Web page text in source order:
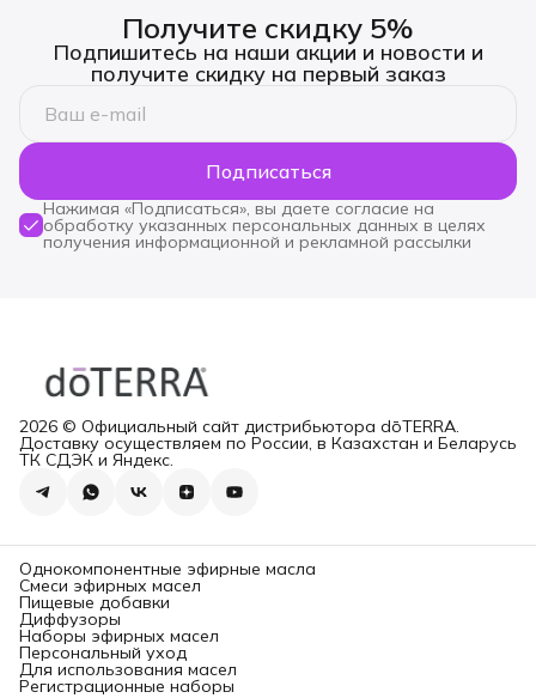
Получите скидку 5%
Подпишитесь на наши акции и новости и
получите скидку на первый заказ
Подписаться
Нажимая «Подписаться», вы даете согласие на
обработку указанных персональных данных в целях
получения информационной и рекламной рассылки
2026 © Официальный сайт дистрибьютора dōTERRA.
Доставку осуществляем по России, в Казахстан и Беларусь
ТК СДЭК и Яндекс.
Однокомпонентные эфирные масла
Смеси эфирных масел
Пищевые добавки
Диффузоры
Наборы эфирных масел
Персональный уход
Для использования масел
Регистрационные наборы